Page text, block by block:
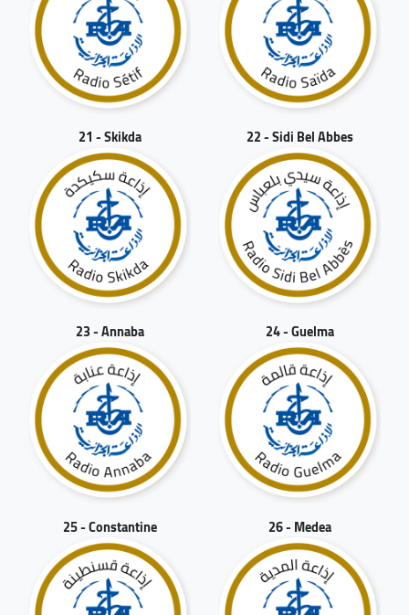
21 - Skikda 22 - Sidi Bel Abbes
23 - Annaba 24 - Guelma
25 - Constantine 26 - Medea